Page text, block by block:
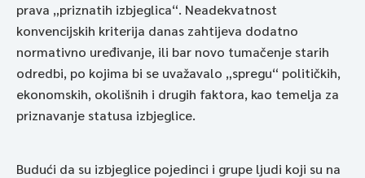
prava „priznatih izbjeglica“. Neadekvatnost
konvencijskih kriterija danas zahtijeva dodatno
normativno uređivanje, ili bar novo tumačenje starih
odredbi, po kojima bi se uvažavalo „spregu“ političkih,
ekonomskih, okolišnih i drugih faktora, kao temelja za
priznavanje statusa izbjeglice.
Budući da su izbjeglice pojedinci i grupe ljudi koji su na